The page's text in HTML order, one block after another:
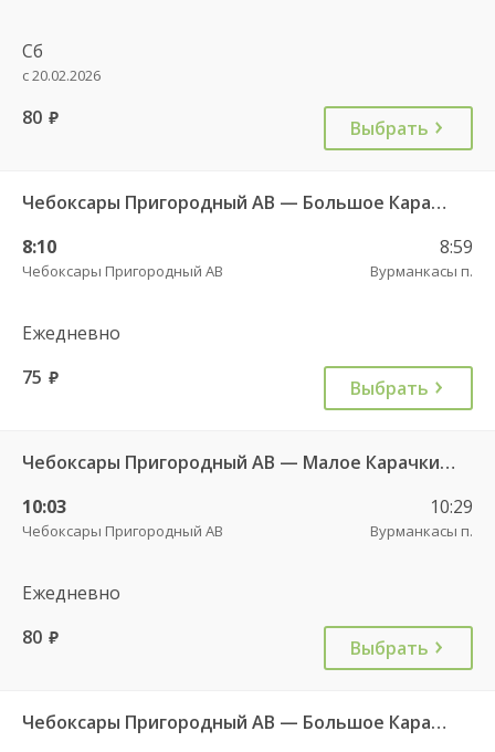
Сб
с 20.02.2026
80 руб. Выбрать
Чебоксары Пригородный АВ — Большое Карачкино с. 181
8:10
Чебоксары Пригородный АВ
8:59
Вурманкасы п.
Ежедневно
75 руб. Выбрать
Чебоксары Пригородный АВ — Малое Карачкино с. 636
10:03
Чебоксары Пригородный АВ
10:29
Вурманкасы п.
Ежедневно
80 руб. Выбрать
Чебоксары Пригородный АВ — Большое Карачкино с. 181